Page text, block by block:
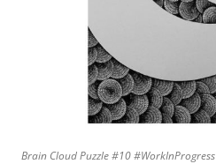
Brain Cloud Puzzle #10 #WorkInProgress